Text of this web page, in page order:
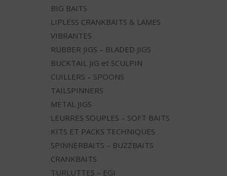
BIG BAITS
LIPLESS CRANKBAITS & LAMES
VIBRANTES
RUBBER JIGS – BLADED JIGS
BUCKTAIL JIG et SCULPIN
CUILLERS – SPOONS
TAILSPINNERS
METAL JIGS
LEURRES SOUPLES – SOFT BAITS
KITS ET PACKS TECHNIQUES
SPINNERBAITS – BUZZBAITS
CRANKBAITS
TURLUTTES – EGI